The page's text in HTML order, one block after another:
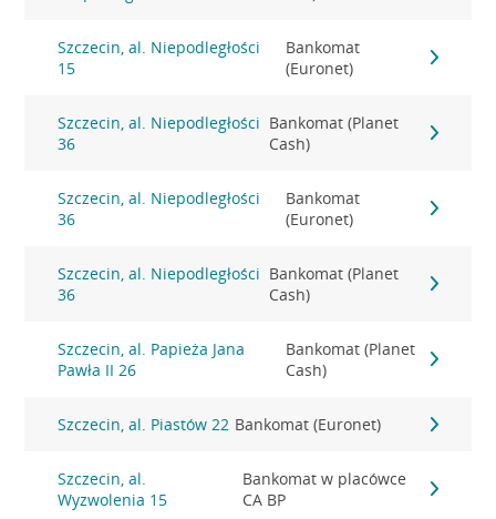
Szczecin, al. Niepodległości
15
Bankomat
(Euronet)
Szczecin, al. Niepodległości
36
Bankomat (Planet
Cash)
Szczecin, al. Niepodległości
36
Bankomat
(Euronet)
Szczecin, al. Niepodległości
36
Bankomat (Planet
Cash)
Szczecin, al. Papieża Jana
Pawła II 26
Bankomat (Planet
Cash)
Szczecin, al. Piastów 22 Bankomat (Euronet)
Szczecin, al.
Wyzwolenia 15
Bankomat w placówce
CA BP